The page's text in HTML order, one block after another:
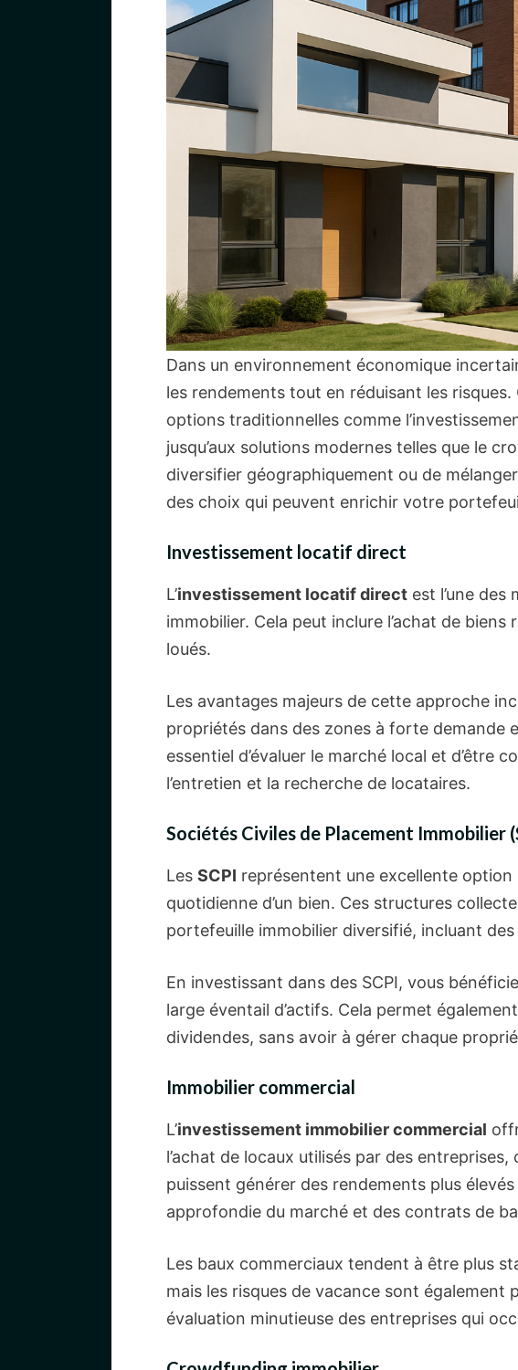
Dans un environnement économique
les rendements tout en réduisant les
options traditionnelles comme
jusqu’aux solutions modernes telles que le
diversifier géographiquement ou de
des choix qui peuvent enrichir votre
Investissement locatif direct
L’investissement locatif direct est l’une
immobilier. Cela peut inclure l’achat de
loués.
Les avantages majeurs de cette approche
propriétés dans des zones à forte demande
essentiel d’évaluer le marché local et d’être
l’entretien et la recherche de locataires.
Sociétés Civiles de Placement Immobilier
Les SCPI représentent une excellente
quotidienne d’un bien. Ces structures
portefeuille immobilier diversifié, incluant
En investissant dans des SCPI, vous
large éventail d’actifs. Cela permet
dividendes, sans avoir à gérer chaque
Immobilier commercial
L’investissement immobilier commercial
l’achat de locaux utilisés par des
puissent générer des rendements plus
approfondie du marché et des contrats de
Les baux commerciaux tendent à être plus
mais les risques de vacance sont également
évaluation minutieuse des entreprises qui